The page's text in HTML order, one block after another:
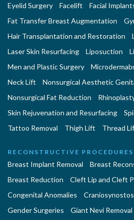
Eyelid Surgery
Facelift
Facial
Fat Transfer Breast Augmentation
Hair Transplantation and Restoration
Laser Skin Resurfacing
Liposuction
Men and Plastic Surgery
Neck Lift
Nonsurgical Aesthetic
Nonsurgical Fat Reduction
Skin Rejuvenation and Resurfacing
Tattoo Removal
Thigh Lift Thread
RECONSTRUCTIVE PROCEDURES
Breast Implant Removal
Breast
Breast Reduction
Cleft Lip and Cleft
Congenital Anomalies
Gender Surgeries
Giant Nevi Removal